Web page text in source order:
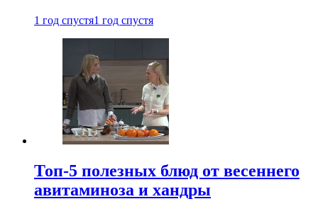
1 год спустя1 год спустя
Топ-5 полезных блюд от весеннего
авитаминоза и хандры